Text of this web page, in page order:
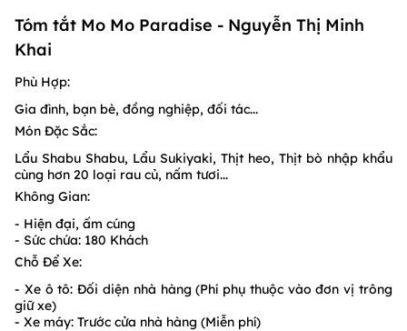
Tóm tắt Mo Mo Paradise - Nguyễn Thị Minh
Khai
Phù Hợp:
Gia đình, bạn bè, đồng nghiệp, đối tác...
Món Đặc Sắc:
Lẩu Shabu Shabu, Lẩu Sukiyaki, Thịt heo, Thịt bò nhập khẩu
cùng hơn 20 loại rau củ, nấm tươi...
Không Gian:
- Hiện đại, ấm cúng
- Sức chứa: 180 Khách
Chỗ Để Xe:
- Xe ô tô: Đối diện nhà hàng (Phí phụ thuộc vào đơn vị trông
giữ xe)
- Xe máy: Trước cửa nhà hàng (Miễn phí)